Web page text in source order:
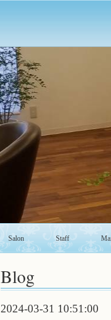
Salon Staff
Blog
2024-03-31 10:51:00